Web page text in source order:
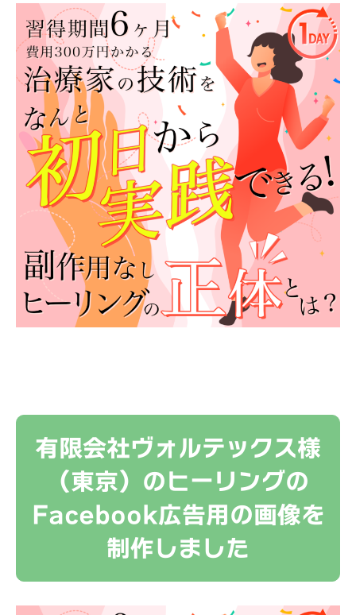
有限会社ヴォルテックス様
（東京）のヒーリングの
Facebook広告用の画像を
制作しました